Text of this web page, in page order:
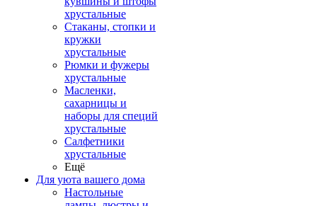
хрустальные
Стаканы, стопки и
кружки
хрустальные
Рюмки и фужеры
хрустальные
Масленки,
сахарницы и
наборы для специй
хрустальные
Салфетники
хрустальные
Ещё
Для уюта вашего дома
Настольные